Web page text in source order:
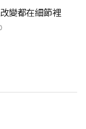
變都在細節裡